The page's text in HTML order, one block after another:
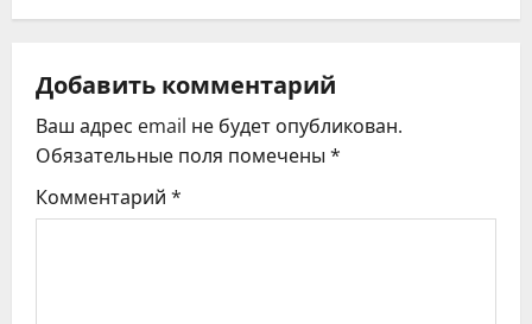
а
ц
и
я
п
Добавить комментарий
Ваш адрес email не будет опубликован.
Обязательные поля помечены *
Комментарий *